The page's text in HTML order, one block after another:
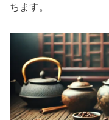
ちます。